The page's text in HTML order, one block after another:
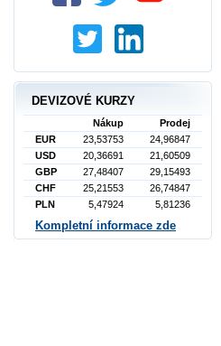
DEVIZOVÉ KURZY
Nákup
Prodej
EUR
23,53753
24,96847
USD
20,36691
21,60509
GBP
27,48407
29,15493
CHF
25,21553
26,74847
PLN
5,47924 5,81236
Kompletní informace zde